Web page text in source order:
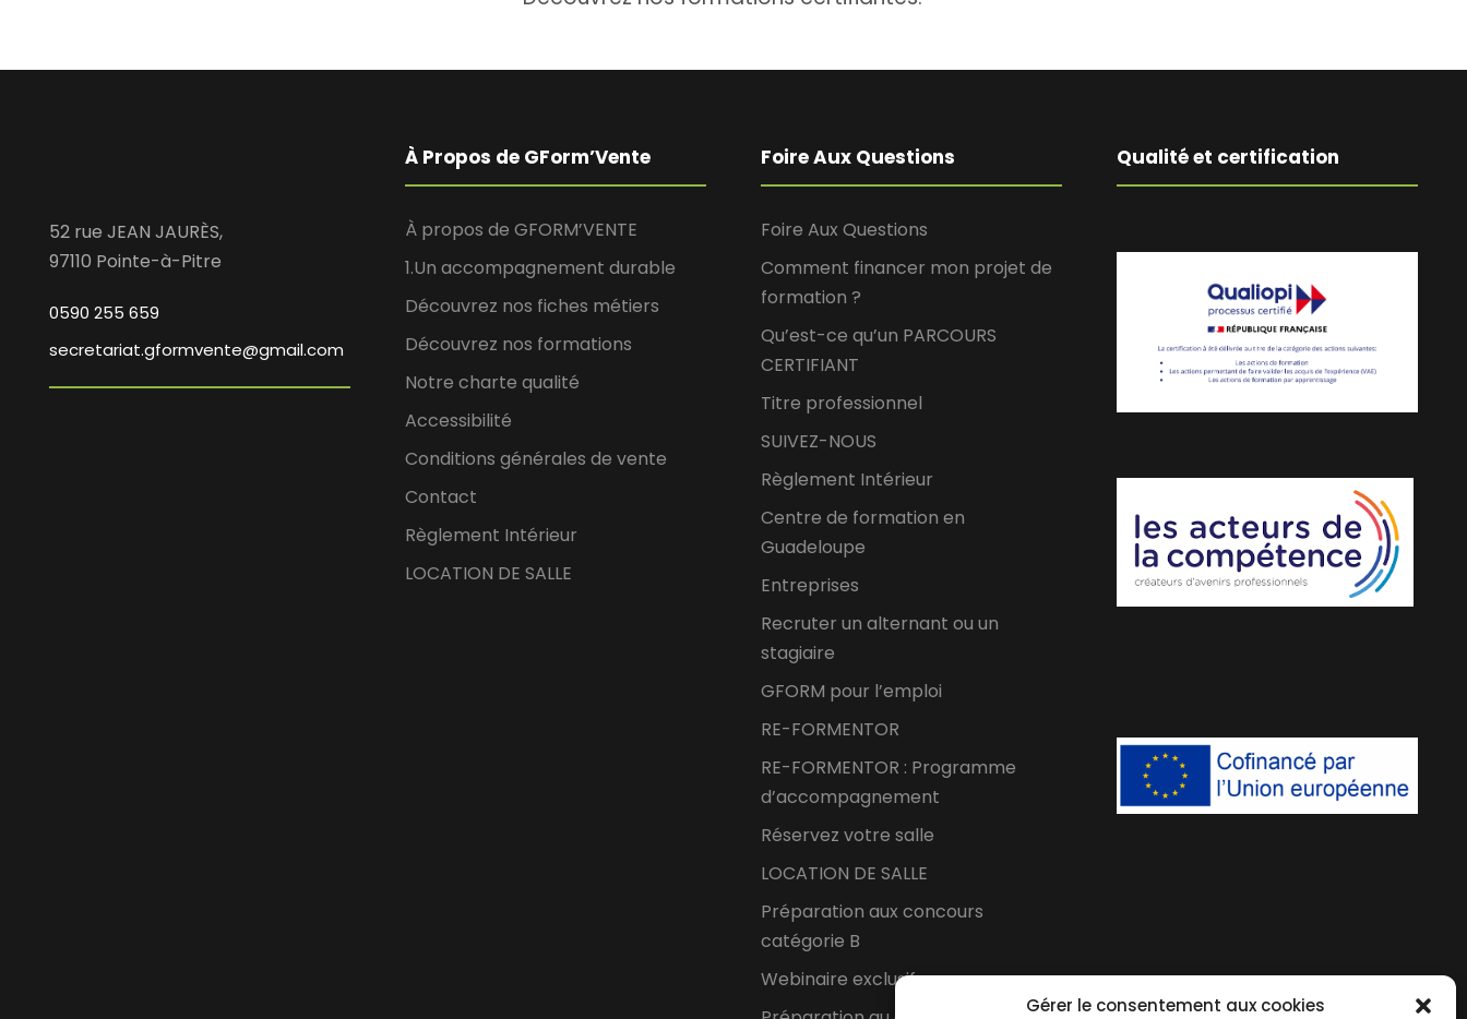
Gérer le consentement aux cookies
52 rue JEAN JAURÈS,
97110 Pointe-à-Pitre
0590 255 659
secretariat.gformvente@gmail.com
À Propos de GForm’Vente
À propos de GFORM’VENTE
1.Un accompagnement durable
Découvrez nos fiches métiers
Découvrez nos formations
Notre charte qualité
Accessibilité
Conditions générales de vente
Contact
Règlement Intérieur
LOCATION DE SALLE
Foire Aux Questions
Foire Aux Questions
Comment financer mon projet de
formation ?
Qu’est-ce qu’un PARCOURS
CERTIFIANT
Titre professionnel
SUIVEZ-NOUS
Règlement Intérieur
Centre de formation en
Guadeloupe
Entreprises
Recruter un alternant ou un
stagiaire
GFORM pour l’emploi
RE-FORMENTOR
RE-FORMENTOR : Programme
d’accompagnement
Réservez votre salle
LOCATION DE SALLE
Préparation aux concours
catégorie B
Webinaire exclusif
Qualité et certification